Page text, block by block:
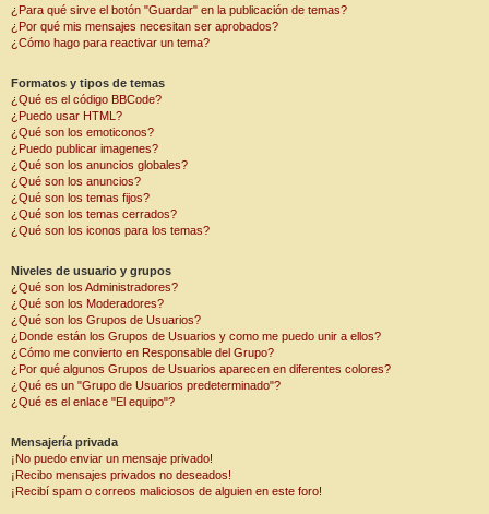
¿Para qué sirve el botón "Guardar" en la publicación de temas?
¿Por qué mis mensajes necesitan ser aprobados?
¿Cómo hago para reactivar un tema?
Formatos y tipos de temas
¿Qué es el código BBCode?
¿Puedo usar HTML?
¿Qué son los emoticonos?
¿Puedo publicar imagenes?
¿Qué son los anuncios globales?
¿Qué son los anuncios?
¿Qué son los temas fijos?
¿Qué son los temas cerrados?
¿Qué son los iconos para los temas?
Niveles de usuario y grupos
¿Qué son los Administradores?
¿Qué son los Moderadores?
¿Qué son los Grupos de Usuarios?
¿Donde están los Grupos de Usuarios y como me puedo unir a ellos?
¿Cómo me convierto en Responsable del Grupo?
¿Por qué algunos Grupos de Usuarios aparecen en diferentes colores?
¿Qué es un "Grupo de Usuarios predeterminado"?
¿Qué es el enlace "El equipo"?
Mensajería privada
¡No puedo enviar un mensaje privado!
¡Recibo mensajes privados no deseados!
¡Recibí spam o correos maliciosos de alguien en este foro!